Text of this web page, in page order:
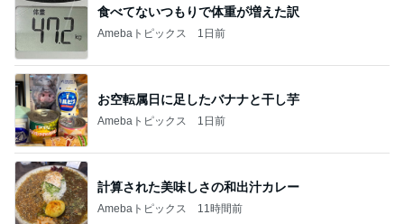
食べてないつもりで体重が増えた訳
Amebaトピックス 1日前
お空転属日に足したバナナと干し芋
Amebaトピックス 1日前
計算された美味しさの和出汁カレー
Amebaトピックス 11時間前